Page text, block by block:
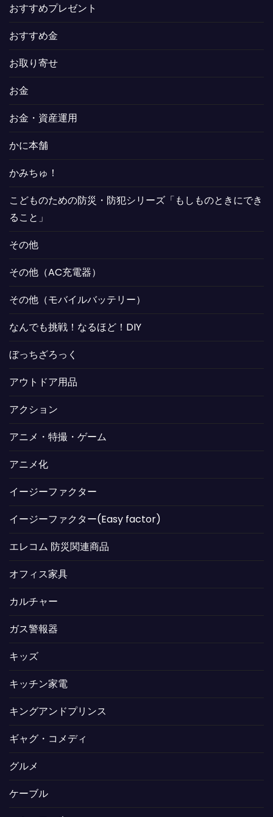
おすすめプレゼント
おすすめ金
お取り寄せ
お金
お金・資産運用
かに本舗
かみちゅ！
こどものための防災・防犯シリーズ「もしものときにでき
ること」
その他
その他（AC充電器）
その他（モバイルバッテリー）
なんでも挑戦！なるほど！DIY
ぼっちざろっく
アウトドア用品
アクション
アニメ・特撮・ゲーム
アニメ化
イージーファクター
イージーファクター(Easy factor)
エレコム 防災関連商品
オフィス家具
カルチャー
ガス警報器
キッズ
キッチン家電
キングアンドプリンス
ギャグ・コメディ
グルメ
ケーブル